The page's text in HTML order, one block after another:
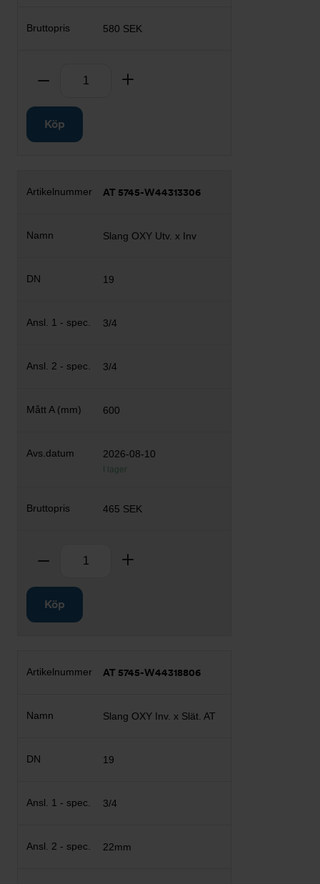
580 SEK
Ta bort
Köp
AT 5745-W44313306
Slang OXY Utv. x Inv
19
3/4
3/4
600
2026-08-10
I lager
465 SEK
Ta bort
Köp
AT 5745-W44318806
Slang OXY Inv. x Slät. AT
19
3/4
22mm